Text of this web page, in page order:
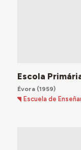
Escola
Évora(1959)
Escuela de